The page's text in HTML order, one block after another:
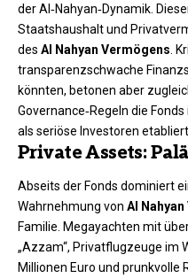
der Al‑Nahyan‑Dynamik.
Staatshaushalt und
des Al Nahyan Vermögens .
transparenzschwache
könnten, betonen aber
Governance‑Regeln die
als seriöse Investoren etabliert
Private Assets:
Abseits der Fonds dominiert
Wahrnehmung von Al
Familie. Megayachten mit
„Azzam“, Privatflugzeuge im
Millionen Euro und prunkvolle